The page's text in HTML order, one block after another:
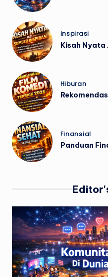
Posted
in
Inspirasi
Kisah Nyata
Posted
in
Hiburan
Posted
in
Finansial
Panduan